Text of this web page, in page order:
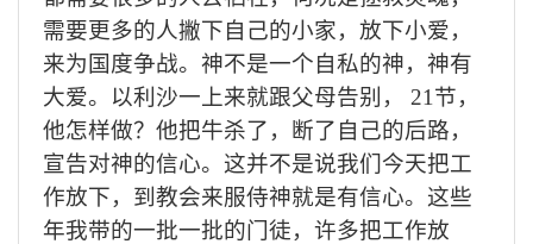
需要更多的人撇下自己的小家，放下小爱，
来为国度争战。神不是一个自私的神，神有
大爱。以利沙一上来就跟父母告别， 21节，
他怎样做？他把牛杀了，断了自己的后路，
宣告对神的信心。这并不是说我们今天把工
作放下，到教会来服侍神就是有信心。这些
年我带的一批一批的门徒，许多把工作放